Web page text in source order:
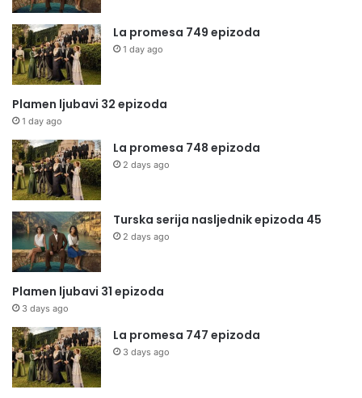
La promesa 749 epizoda
1 day ago
Plamen ljubavi 32 epizoda
1 day ago
La promesa 748 epizoda
2 days ago
Turska serija nasljednik epizoda 45
2 days ago
Plamen ljubavi 31 epizoda
3 days ago
La promesa 747 epizoda
3 days ago